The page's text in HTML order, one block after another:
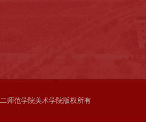
师范学院美术学院版权所有